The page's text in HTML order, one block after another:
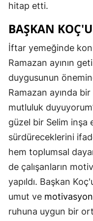
hitap etti.
BAŞKAN
İftar yemeğinde
Ramazan ayının
duygusunun
Ramazan ayında
mutluluk
güzel bir Selim inşa
sürdüreceklerini
hem toplumsal
de çalışanların
yapıldı. Başkan
umut ve motivasyon
ruhuna uygun bir